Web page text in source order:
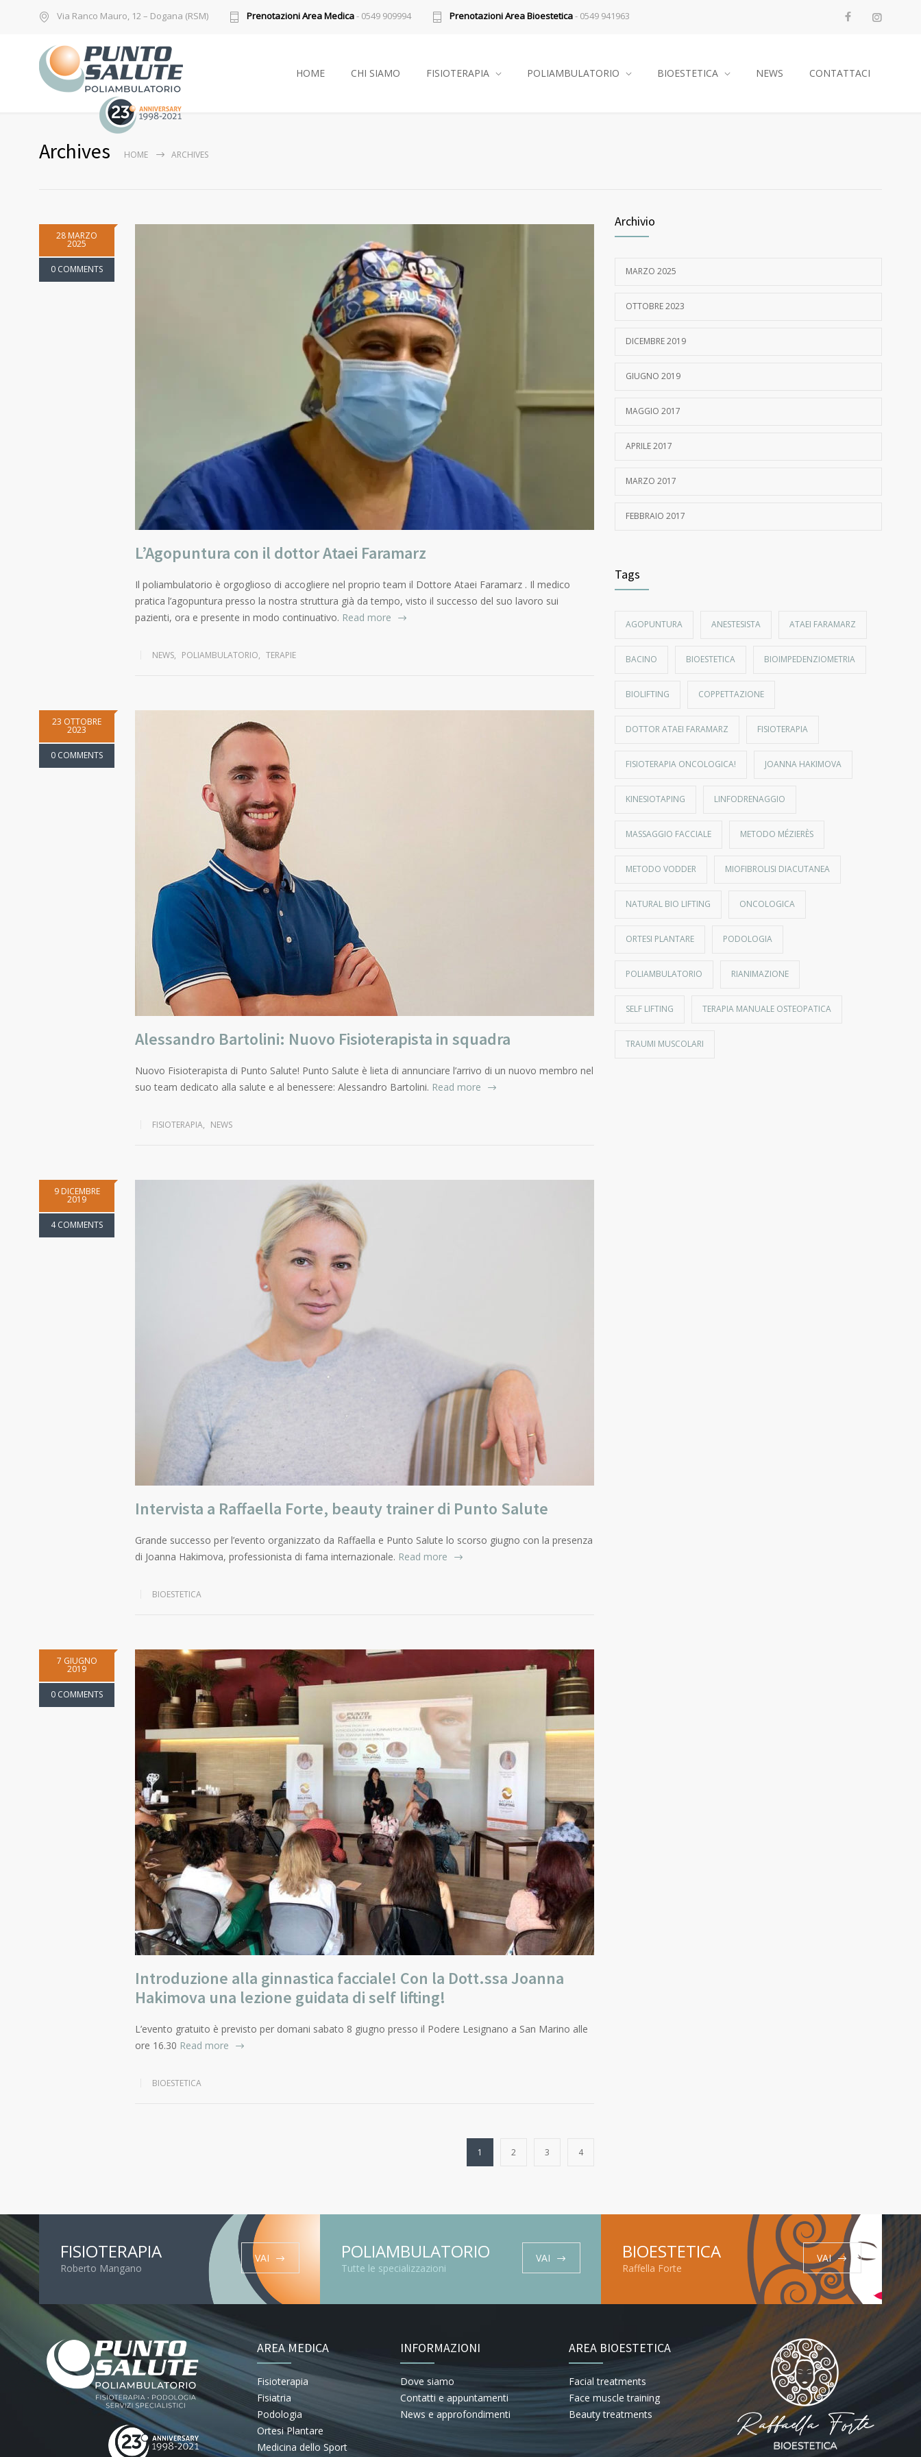
Via Ranco Mauro, 12 – Dogana (RSM) Prenotazioni Area Medica- 0549 909994 Prenotazioni Area Bioestetica- 0549 941963
HOME CHI SIAMO FISIOTERAPIA POLIAMBULATORIO BIOESTETICA NEWS CONTATTACI
Archives HOME ARCHIVES
28 MARZO
2025
0 COMMENTS
L’Agopuntura con il dottor Ataei Faramarz
Il poliambulatorio è orgoglioso di accogliere nel proprio team il Dottore Ataei Faramarz . Il medico
pratica l’agopuntura presso la nostra struttura già da tempo, visto il successo del suo lavoro sui
pazienti, ora e presente in modo continuativo. Read more
NEWS, POLIAMBULATORIO, TERAPIE
23 OTTOBRE
2023
0 COMMENTS
Alessandro Bartolini: Nuovo Fisioterapista in squadra
Nuovo Fisioterapista di Punto Salute! Punto Salute è lieta di annunciare l’arrivo di un nuovo membro nel
suo team dedicato alla salute e al benessere: Alessandro Bartolini. Read more
FISIOTERAPIA, NEWS
9 DICEMBRE
2019
4 COMMENTS
Intervista a Raffaella Forte, beauty trainer di Punto Salute
Grande successo per l’evento organizzato da Raffaella e Punto Salute lo scorso giugno con la presenza
di Joanna Hakimova, professionista di fama internazionale. Read more
BIOESTETICA
7 GIUGNO
2019
0 COMMENTS
Introduzione alla ginnastica facciale! Con la Dott.ssa Joanna
Hakimova una lezione guidata di self lifting!
L’evento gratuito è previsto per domani sabato 8 giugno presso il Podere Lesignano a San Marino alle
ore 16.30 Read more
BIOESTETICA
1 2 3 4
Archivio
MARZO 2025
OTTOBRE 2023
DICEMBRE 2019
GIUGNO 2019
MAGGIO 2017
APRILE 2017
MARZO 2017
FEBBRAIO 2017
Tags
AGOPUNTURA ANESTESISTA ATAEI FARAMARZ
BACINO BIOESTETICA BIOIMPEDENZIOMETRIA
BIOLIFTING COPPETTAZIONE
DOTTOR ATAEI FARAMARZ FISIOTERAPIA
FISIOTERAPIA ONCOLOGICA! JOANNA HAKIMOVA
KINESIOTAPING LINFODRENAGGIO
MASSAGGIO FACCIALE METODO MÉZIERÈS
METODO VODDER MIOFIBROLISI DIACUTANEA
NATURAL BIO LIFTING ONCOLOGICA
ORTESI PLANTARE PODOLOGIA
POLIAMBULATORIO RIANIMAZIONE
SELF LIFTING TERAPIA MANUALE OSTEOPATICA
TRAUMI MUSCOLARI
FISIOTERAPIA
Roberto Mangano
VAI POLIAMBULATORIO
Tutte le specializzazioni
VAI BIOESTETICA
Raffella Forte
VAI
AREA MEDICA
Fisioterapia
Fisiatria
Podologia
Ortesi Plantare
Medicina dello Sport
INFORMAZIONI
Dove siamo
Contatti e appuntamenti
News e approfondimenti
AREA BIOESTETICA
Facial treatments
Face muscle training
Beauty treatments